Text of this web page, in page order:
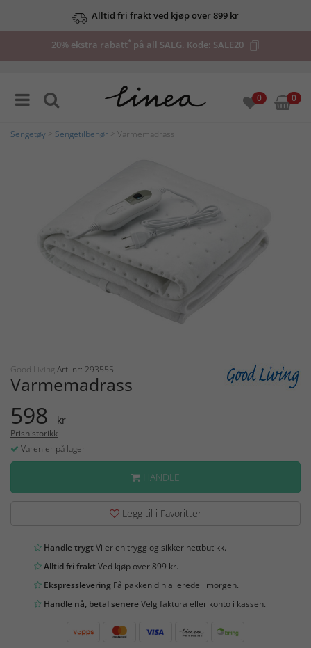
Alltid fri frakt ved kjøp over 899 kr
20% ekstra rabatt* på all SALG. Kode: SALE20
0 0
Sengetøy Sengetilbehør > Varmemadrass
Good Living Art. nr: 293555
Varmemadrass
598 kr
Prishistorikk
Varen er på lager
HANDLE
Legg til i Favoritter
Handle trygtVi er en trygg og sikker nettbutikk.
Alltid fri fraktVed kjøp over 899 kr.
Ekspresslevering Få pakken din allerede i morgen.
Handle nå, betal senereVelg faktura eller konto i kassen.